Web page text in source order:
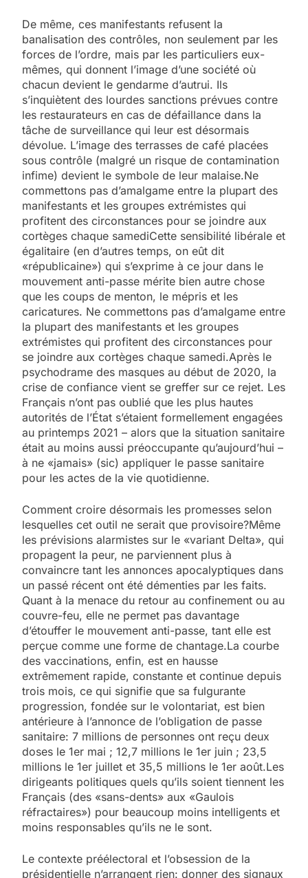
De même, ces manifestants refusent la
banalisation des contrôles, non seulement par les
forces de l’ordre, mais par les particuliers eux-
mêmes, qui donnent l’image d’une société où
chacun devient le gendarme d’autrui. Ils
s’inquiètent des lourdes sanctions prévues contre
les restaurateurs en cas de défaillance dans la
tâche de surveillance qui leur est désormais
dévolue. L’image des terrasses de café placées
sous contrôle (malgré un risque de contamination
infime) devient le symbole de leur malaise.Ne
commettons pas d’amalgame entre la plupart des
manifestants et les groupes extrémistes qui
profitent des circonstances pour se joindre aux
cortèges chaque samediCette sensibilité libérale et
égalitaire (en d’autres temps, on eût dit
«républicaine») qui s’exprime à ce jour dans le
mouvement anti-passe mérite bien autre chose
que les coups de menton, le mépris et les
caricatures. Ne commettons pas d’amalgame entre
la plupart des manifestants et les groupes
extrémistes qui profitent des circonstances pour
se joindre aux cortèges chaque samedi.Après le
psychodrame des masques au début de 2020, la
crise de confiance vient se greffer sur ce rejet. Les
Français n’ont pas oublié que les plus hautes
autorités de l’État s’étaient formellement engagées
au printemps 2021 – alors que la situation sanitaire
était au moins aussi préoccupante qu’aujourd’hui –
à ne «jamais» (sic) appliquer le passe sanitaire
pour les actes de la vie quotidienne.
Comment croire désormais les promesses selon
lesquelles cet outil ne serait que provisoire?Même
les prévisions alarmistes sur le «variant Delta», qui
propagent la peur, ne parviennent plus à
convaincre tant les annonces apocalyptiques dans
un passé récent ont été démenties par les faits.
Quant à la menace du retour au confinement ou au
couvre-feu, elle ne permet pas davantage
d’étouffer le mouvement anti-passe, tant elle est
perçue comme une forme de chantage.La courbe
des vaccinations, enfin, est en hausse
extrêmement rapide, constante et continue depuis
trois mois, ce qui signifie que sa fulgurante
progression, fondée sur le volontariat, est bien
antérieure à l’annonce de l’obligation de passe
sanitaire: 7 millions de personnes ont reçu deux
doses le 1er mai ; 12,7 millions le 1er juin ; 23,5
millions le 1er juillet et 35,5 millions le 1er août.Les
dirigeants politiques quels qu’ils soient tiennent les
Français (des «sans-dents» aux «Gaulois
réfractaires») pour beaucoup moins intelligents et
moins responsables qu’ils ne le sont.
Le contexte préélectoral et l’obsession de la
présidentielle n’arrangent rien: donner des signaux